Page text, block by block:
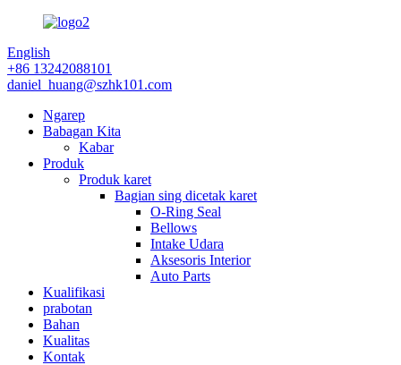
English
+86 13242088101
daniel_huang@szhk101.com
Ngarep
Babagan Kita
Kabar
Produk
Produk karet
Bagian sing dicetak karet
O-Ring Seal
Bellows
Intake Udara
Aksesoris Interior
Auto Parts
Kualifikasi
prabotan
Bahan
Kualitas
Kontak